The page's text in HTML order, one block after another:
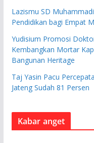
Lazismu SD
Pendidikan bagi Empat
Yudisium Promosi
Kembangkan Mortar
Bangunan Heritage
Taj Yasin Pacu
Jateng Sudah 81 Persen
Kabar anget